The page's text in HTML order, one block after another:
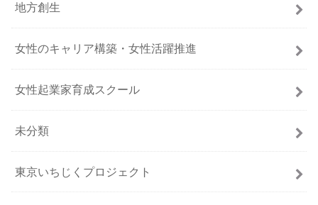
地方創生
女性のキャリア構築・女性活躍推進
女性起業家育成スクール
未分類
東京いちじくプロジェクト